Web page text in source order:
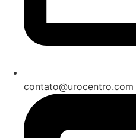
contato@urocentro.com